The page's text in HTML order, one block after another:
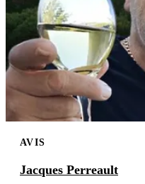
AVIS
Jacques Perreault